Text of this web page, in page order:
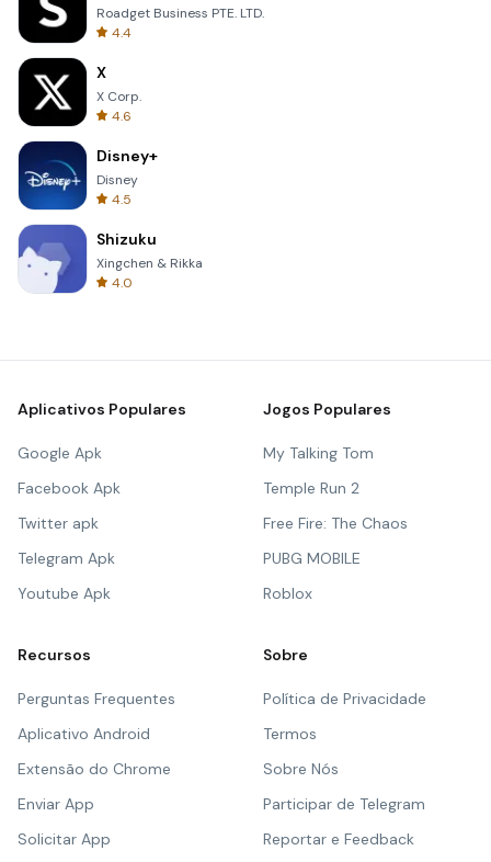
Roadget Business PTE. LTD.
4.4
X
X Corp.
4.6
Disney+
Disney
4.5
Shizuku
Xingchen & Rikka
4.0
Aplicativos Populares
Google Apk
Facebook Apk
Twitter apk
Telegram Apk
Youtube Apk
Jogos Populares
My Talking Tom
Temple Run 2
Free Fire: The Chaos
PUBG MOBILE
Roblox
Recursos
Perguntas Frequentes
Aplicativo Android
Extensão do Chrome
Enviar App
Solicitar App
Sobre
Política de Privacidade
Termos
Sobre Nós
Participar de Telegram
Reportar e Feedback